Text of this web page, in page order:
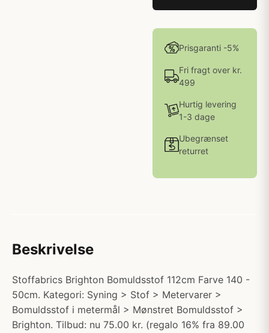
Prisgaranti -5%
Fri fragt over kr.
499
Hurtig levering
1-3 dage
Ubegrænset
returret
Beskrivelse
Stoffabrics Brighton Bomuldsstof 112cm Farve 140 -
50cm. Kategori: Syning > Stof > Metervarer >
Bomuldsstof i metermål > Mønstret Bomuldsstof >
Brighton. Tilbud: nu 75.00 kr. (regalo 16% fra 89.00